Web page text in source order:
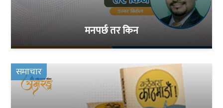
मनपर्छ तर किन
समाचार